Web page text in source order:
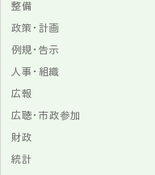
整備
政策・計画
例規・告示
人事・組織
広報
広聴・市政参加
財政
統計